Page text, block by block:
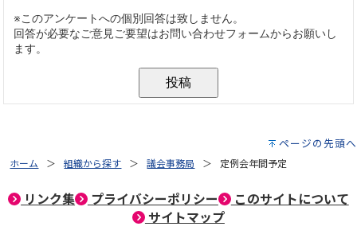
ページの先頭へ
ホーム 組織から探す 議会事務局 定例会年間予定
リンク集 プライバシーポリシー
このサイトについて
サイトマップ